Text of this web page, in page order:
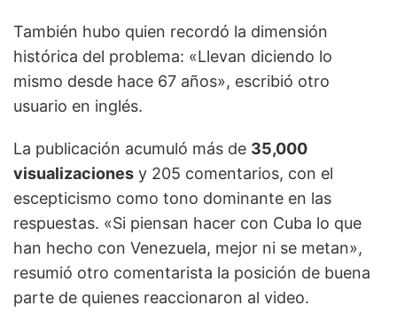
También hubo quien recordó la dimensión
histórica del problema: «Llevan diciendo lo
mismo desde hace 67 años», escribió otro
usuario en inglés.
La publicación acumuló más de 35,000
visualizaciones y 205 comentarios, con el
escepticismo como tono dominante en las
respuestas. «Si piensan hacer con Cuba lo que
han hecho con Venezuela, mejor ni se metan»,
resumió otro comentarista la posición de buena
parte de quienes reaccionaron al video.